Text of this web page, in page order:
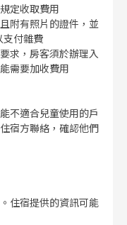
定收取費用
附有照片的證件，並
支付雜費
求，房客須於辦理入
需要加收費用
不適合兒童使用的戶
宿方聯絡，確認他們
住宿提供的資訊可能